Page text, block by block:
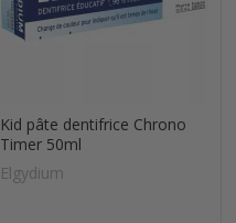
Kid pâte dentifrice Chrono
Timer 50ml
Elgydium